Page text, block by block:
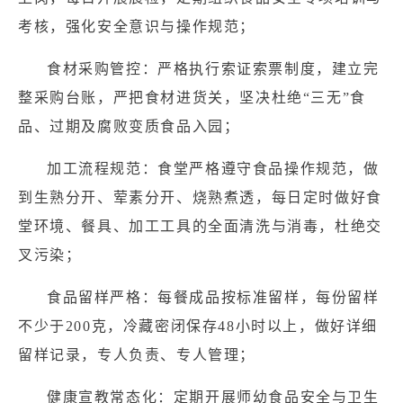
考核，强化安全意识与操作规范；
食材采购管控：严格执行索证索票制度，建立完
整采购台账，严把食材进货关，坚决杜绝“三无”食
品、过期及腐败变质食品入园；
加工流程规范：食堂严格遵守食品操作规范，做
到生熟分开、荤素分开、烧熟煮透，每日定时做好食
堂环境、餐具、加工工具的全面清洗与消毒，杜绝交
叉污染；
食品留样严格：每餐成品按标准留样，每份留样
不少于200克，冷藏密闭保存48小时以上，做好详细
留样记录，专人负责、专人管理；
健康宣教常态化：定期开展师幼食品安全与卫生